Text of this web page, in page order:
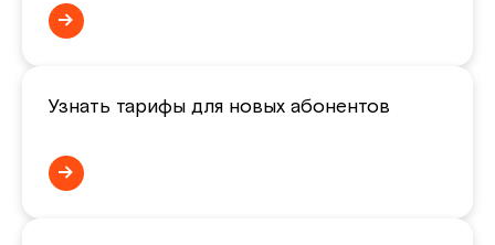
→
Узнать тарифы для новых абонентов
→